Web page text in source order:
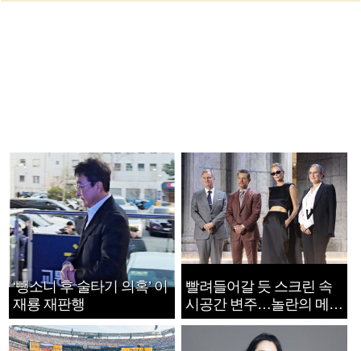
‘뺑소니 후 술타기 의혹’ 이
재룡 재판행
빨려들어갈 듯 스크린 속
시공간 변주…놀란의 메시
지는 ‘전쟁 속죄’